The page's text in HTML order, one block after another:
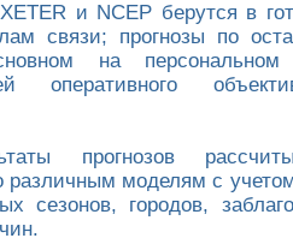
и NCEP берутся в
связи; прогнозы по
на
оперативного
прогнозов
различным моделям с
сезонов, городов,